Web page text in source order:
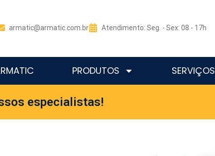
armatic@armatic.com.br Atendimento: Seg. - Sex: 08 - 17h
PRODUTOS SERVIÇOS
especialistas!